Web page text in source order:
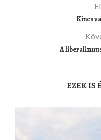
Kincs
A
EZEK IS